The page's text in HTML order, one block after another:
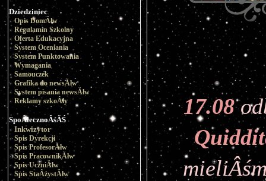
Dziedziniec
Opis DomĂłw
Regulamin Szkolny
Oferta Edukacyjna
System Oceniania
System Punktowania
Wymagania
Samouczek
Grafika do newsĂłw
System pisania newsĂłw
Reklamy szkoÂły
SpoÂłecznoÂśĂŚ
Inkwizytor
Spis Dyrekcji
Spis ProfesorĂłw
Spis PracownikĂłw
Spis UczniĂłw
Spis StaÂżystĂłw
17.08